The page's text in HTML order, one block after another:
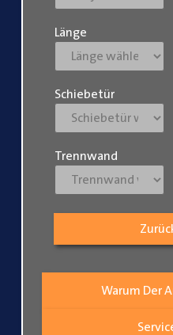
Warum Der
Länge
Schiebetür
Trennwand